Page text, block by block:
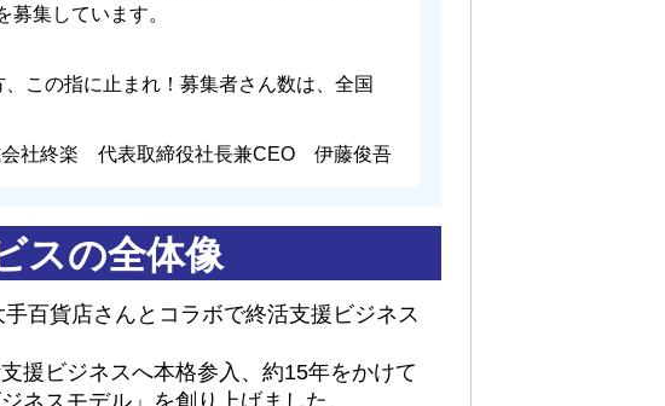
集しています。
この指に止まれ！募集者さん数は、全国
会社終楽 代表取締役社長兼CEO 伊藤俊吾
スの全体像
百貨店さんとコラボで終活支援ビジネス
援ビジネスへ本格参入、約15年をかけて
ネスモデル」を創り上げました。